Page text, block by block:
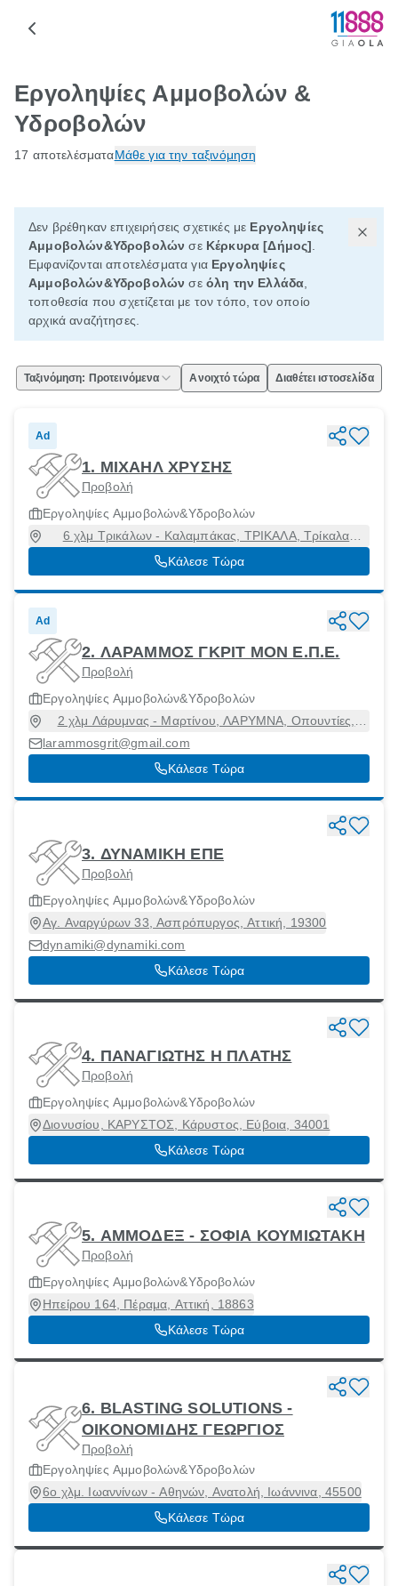
Εργοληψίες Αμμοβολών &
Υδροβολών
17 αποτελέσματαΜάθε για την ταξινόμηση
Δεν βρέθηκαν επιχειρήσεις σχετικές με Εργοληψίες
Αμμοβολών&Υδροβολών σε Κέρκυρα [Δήμος]
Εμφανίζονται αποτελέσματα για Εργοληψίες
Αμμοβολών&Υδροβολών σε όλη την Ελλάδα
τοποθεσία που σχετίζεται με τον τόπο, τον οποίο
αρχικά αναζήτησες.
Ταξινόμηση: Προτεινόμενα Ανοιχτό τώρα Διαθέτει ιστοσελίδα
Ad
1. ΜΙΧΑΗΛ ΧΡΥΣΗΣ
Προβολή
Εργοληψίες Αμμοβολών&Υδροβολών
6 χλμ Τρικάλων - Καλαμπάκας, ΤΡΙΚΑΛΑ, Τρίκαλα
[Δήμος], Τρίκαλα, 42100
Κάλεσε Τώρα
Ad
2. ΛΑΡΑΜΜΟΣ ΓΚΡΙΤ ΜΟΝ Ε.Π.Ε.
Προβολή
Εργοληψίες Αμμοβολών&Υδροβολών
2 χλμ Λάρυμνας - Μαρτίνου, ΛΑΡΥΜΝΑ, Οπουντίες,
Φθιώτιδα, 35012
larammosgrit@gmail.com
Κάλεσε Τώρα
3. ΔΥΝΑΜΙΚΗ ΕΠΕ
Προβολή
Εργοληψίες Αμμοβολών&Υδροβολών
Αγ. Αναργύρων 33, Ασπρόπυργος, Αττική, 19300
dynamiki@dynamiki.com
Κάλεσε Τώρα
4. ΠΑΝΑΓΙΩΤΗΣ Η ΠΛΑΤΗΣ
Προβολή
Εργοληψίες Αμμοβολών&Υδροβολών
Διονυσίου, ΚΑΡΥΣΤΟΣ, Κάρυστος, Εύβοια, 34001
Κάλεσε Τώρα
5. ΑΜΜΟΔΕΞ - ΣΟΦΙΑ ΚΟΥΜΙΩΤΑΚΗ
Προβολή
Εργοληψίες Αμμοβολών&Υδροβολών
Ηπείρου 164, Πέραμα, Αττική, 18863
Κάλεσε Τώρα
6. BLASTING SOLUTIONS -
ΟΙΚΟΝΟΜΙΔΗΣ ΓΕΩΡΓΙΟΣ
Προβολή
Εργοληψίες Αμμοβολών&Υδροβολών
6ο χλμ. Ιωαννίνων - Αθηνών, Ανατολή, Ιωάννινα, 45500
Κάλεσε Τώρα